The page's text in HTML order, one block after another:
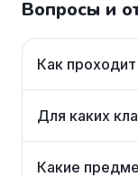
Вопросы и
Как
Для каких
Какие